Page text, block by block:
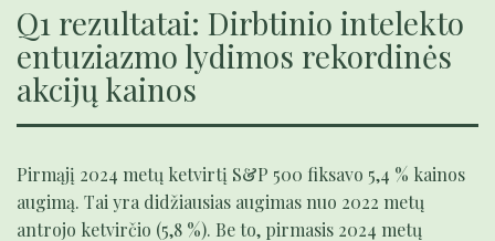
Q1 rezultatai: Dirbtinio intelekto
entuziazmo lydimos rekordinės
akcijų kainos
Pirmąjį 2024 metų ketvirtį S&P 500 fiksavo 5,4 % kainos
augimą. Tai yra didžiausias augimas nuo 2022 metų
antrojo ketvirčio (5,8 %). Be to, pirmasis 2024 metų